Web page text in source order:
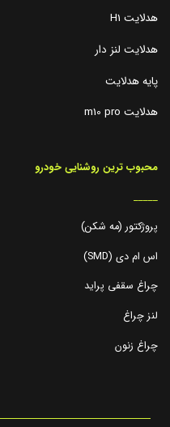
هدلایت H1
هدلایت لنز دار
پایه هدلایت
هدلایت m10 pro
محبوب ترین روشنایی خودرو
_____
پروژکتور (مه شکن)
اس ام دی (SMD)
چراغ سقفی پراید
لنز چراغ
چراغ زنون